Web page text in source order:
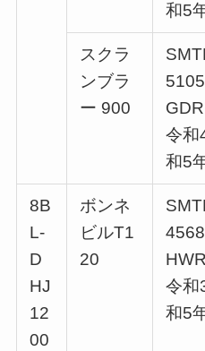
和5
スクラ
ンブラ
ー 900
令和
和5
8B
L-
D
HJ
12
00
ボンネ
ビルT1
20
令和
和5